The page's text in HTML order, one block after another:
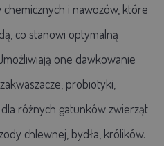
i nawozów, które
co stanowi optymalną
one dawkowanie
probiotyki,
różnych gatunków zwierząt
chlewnej, bydła, królików.